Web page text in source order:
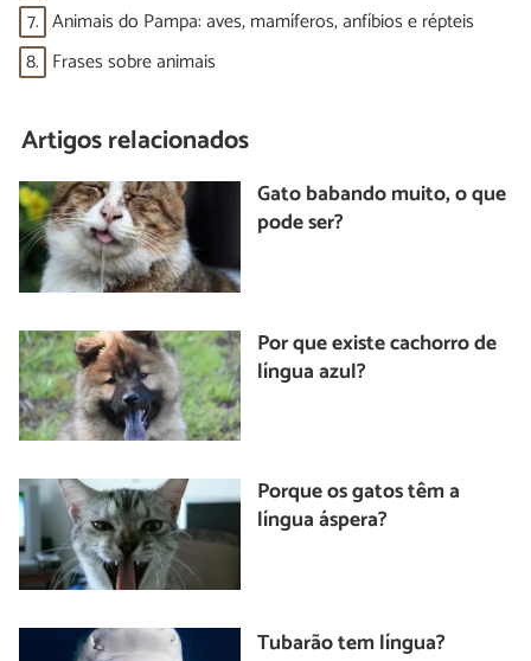
7. Animais do Pampa: aves, mamíferos, anfíbios e répteis
8. Frases sobre animais
Artigos relacionados
Gato babando muito, o que
pode ser?
Por que existe cachorro de
língua azul?
Porque os gatos têm a
língua áspera?
Tubarão tem língua?